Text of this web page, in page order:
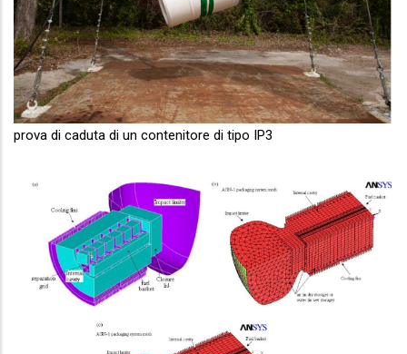
prova di caduta di un contenitore di tipo IP3